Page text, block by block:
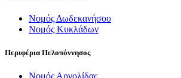
Νομός Δωδεκανήσου
Νομός Κυκλάδων
Περιφέρια Πελοπόννησος